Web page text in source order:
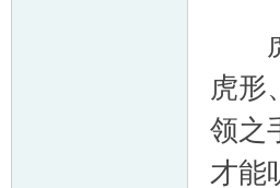
虎
虎形
领之
才能